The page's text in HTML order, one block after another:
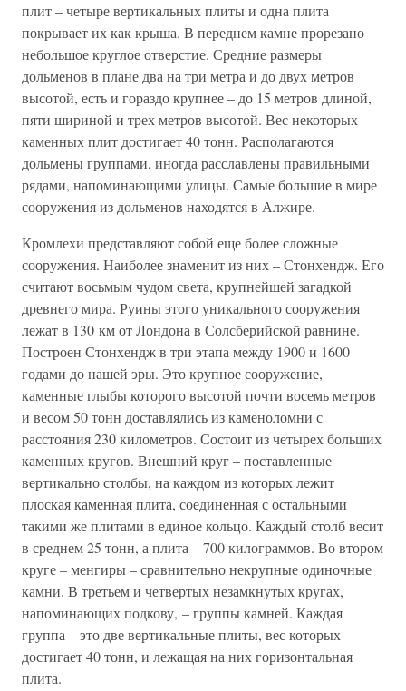
плит – четыре вертикальных плиты и одна плита
покрывает их как крыша. В переднем камне прорезано
небольшое круглое отверстие. Средние размеры
дольменов в плане два на три метра и до двух метров
высотой, есть и гораздо крупнее – до 15 метров длиной,
пяти шириной и трех метров высотой. Вес некоторых
каменных плит достигает 40 тонн. Располагаются
дольмены группами, иногда расславлены правильными
рядами, напоминающими улицы. Самые большие в мире
сооружения из дольменов находятся в Алжире.
Кромлехи представляют собой еще более сложные
сооружения. Наиболее знаменит из них – Стонхендж. Его
считают восьмым чудом света, крупнейшей загадкой
древнего мира. Руины этого уникального сооружения
лежат в 130 км от Лондона в Солсберийской равнине.
Построен Стонхендж в три этапа между 1900 и 1600
годами до нашей эры. Это крупное сооружение,
каменные глыбы которого высотой почти восемь метров
и весом 50 тонн доставлялись из каменоломни с
расстояния 230 километров. Состоит из четырех больших
каменных кругов. Внешний круг – поставленные
вертикально столбы, на каждом из которых лежит
плоская каменная плита, соединенная с остальными
такими же плитами в единое кольцо. Каждый столб весит
в среднем 25 тонн, а плита – 700 килограммов. Во втором
круге – менгиры – сравнительно некрупные одиночные
камни. В третьем и четвертых незамкнутых кругах,
напоминающих подкову, – группы камней. Каждая
группа – это две вертикальные плиты, вес которых
достигает 40 тонн, и лежащая на них горизонтальная
плита.